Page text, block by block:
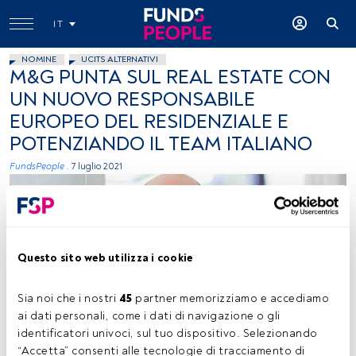
Questo sito web utilizza i cookie
Sia noi che i nostri 45 partner memorizziamo e accediamo
ai dati personali, come i dati di navigazione o gli
identificatori univoci, sul tuo dispositivo. Selezionando
“Accetta” consenti alle tecnologie di tracciamento di
IT
NOMINE UCITS ALTERNATIVI
M&G PUNTA SUL REAL ESTATE CON
UN NUOVO RESPONSABILE
EUROPEO DEL RESIDENZIALE E
POTENZIANDO IL TEAM ITALIANO
FundsPeople . 7 luglio 2021
Martijn Vos, foto concessa (M&G)